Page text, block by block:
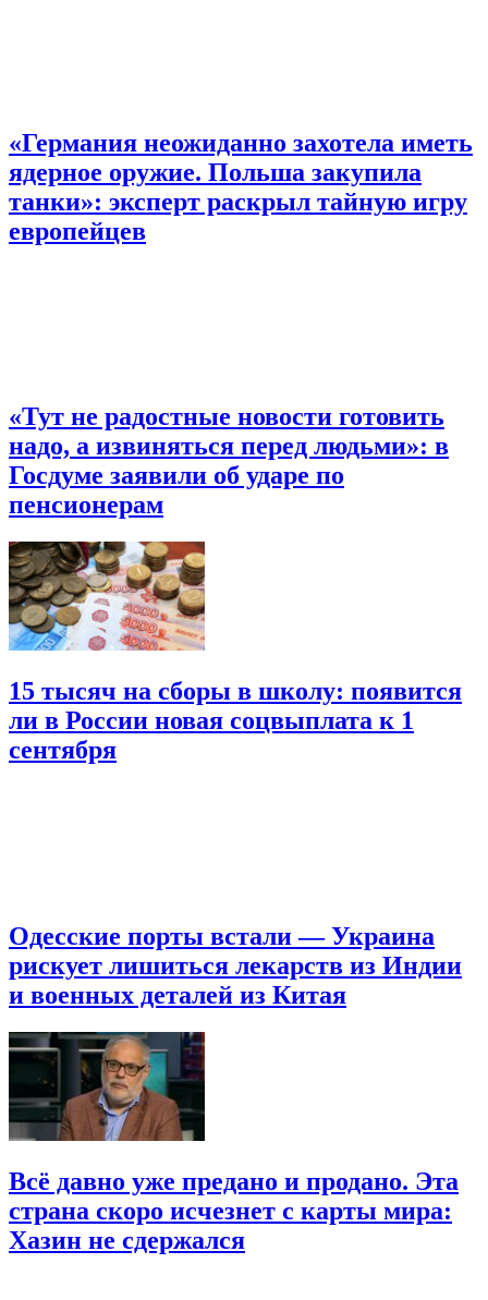
«Германия неожиданно захотела иметь
ядерное оружие. Польша закупила
танки»: эксперт раскрыл тайную игру
европейцев
«Тут не радостные новости готовить
надо, а извиняться перед людьми»: в
Госдуме заявили об ударе по
пенсионерам
15 тысяч на сборы в школу: появится
ли в России новая соцвыплата к 1
сентября
Одесские порты встали — Украина
рискует лишиться лекарств из Индии
и военных деталей из Китая
Всё давно уже предано и продано. Эта
страна скоро исчезнет с карты мира:
Хазин не сдержался